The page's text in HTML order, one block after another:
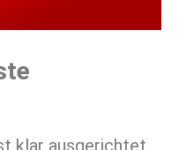
klar ausgerichtet.